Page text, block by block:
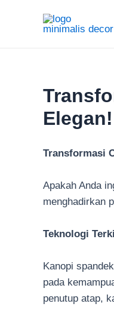
Elegan!
Transformasi
Apakah Anda
menghadirkan
Teknologi
Kanopi
pada
penutup atap,